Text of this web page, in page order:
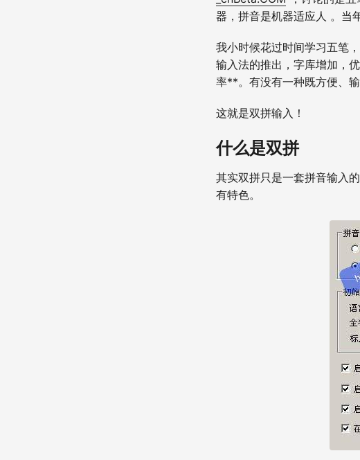
器，拼音是机器适应人 。当
我小时候花过时间学习五笔
输入法的推出，字库增加，
率**。有没有一种既方便、
这就是双拼输入！
什么是双拼
其实双拼只是一套拼音输入
有特色。